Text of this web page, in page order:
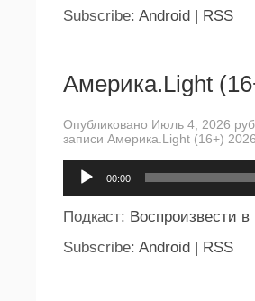
Subscribe: Android | RSS
Америка.Light
Опубликовано Июль 4, 2026
записи Америка.Light (16+)
00:00
Подкаст: Воспроизвести
Subscribe: Android RSS